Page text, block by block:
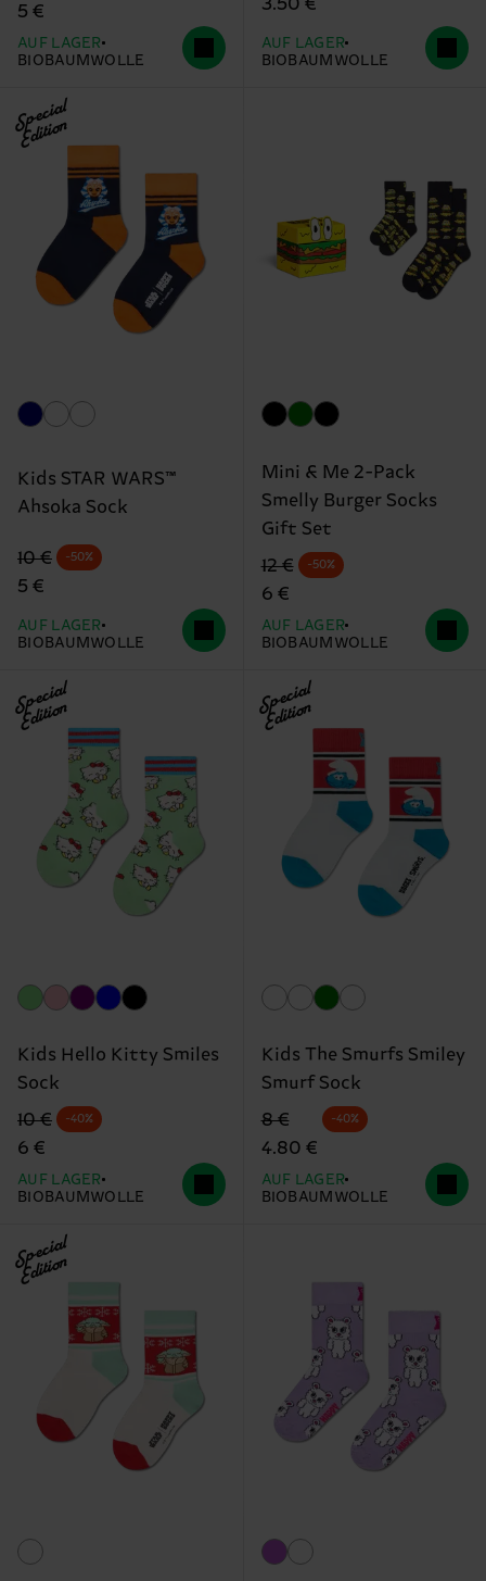
5 €
AUF LAGER
BIOBAUMWOLLE
3.50 €
AUF LAGER
BIOBAUMWOLLE
Special
Edition
Kids STAR WARS™
Ahsoka Sock
Originalpreis
10 €
Reduzierter Preis
5 €
-50%
AUF LAGER
BIOBAUMWOLLE
Mini & Me 2-Pack
Smelly Burger Socks
Gift Set
Originalpreis
12 €
Reduzierter Preis
6 €
-50%
AUF LAGER
BIOBAUMWOLLE
Special
Edition
Kids Hello Kitty Smiles
Sock
Originalpreis
10 €
Reduzierter Preis
6 €
-40%
AUF LAGER
BIOBAUMWOLLE
Special
Edition
Kids The Smurfs Smiley
Smurf Sock
Originalpreis
8 €
Reduzierter Preis
4.80 €
-40%
AUF LAGER
BIOBAUMWOLLE
Special
Edition